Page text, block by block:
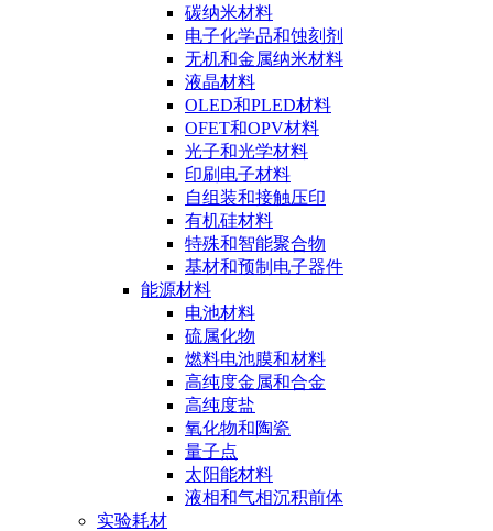
碳纳米材料
电子化学品和蚀刻剂
无机和金属纳米材料
液晶材料
OLED和PLED材料
OFET和OPV材料
光子和光学材料
印刷电子材料
自组装和接触压印
有机硅材料
特殊和智能聚合物
基材和预制电子器件
能源材料
电池材料
硫属化物
燃料电池膜和材料
高纯度金属和合金
高纯度盐
氧化物和陶瓷
量子点
太阳能材料
液相和气相沉积前体
实验耗材